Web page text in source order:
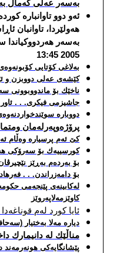
به‌سه‌ر عه‌لی كه‌مال به‌رزنجی و 6 ساڵ به‌سه‌ر فه‌رمان
ئه‌و دوو تاوانباره‌
هه‌ولێردا، تاوانبان
2005 13:45
به‌لاغی كۆتایی
كێشه‌ی عه‌لی دووبزن و
ناخێك بۆ
جاشیزمی فیكری. . . ئاور
دووباره‌
پرۆژه‌وپه‌رله‌مان
كێ ئه‌م پرسیاره‌ وه‌ڵام
كورسییه‌ك بۆ سه‌رۆكی
بۆ به‌رده‌م به‌ڕێز
بۆ دامه‌زراندن. . .
له‌كابینه‌ی پێنجه‌می
كاوێزمه‌لاپه‌روێز
ئایا كورد له‌م
دیاره‌ مه‌لا به‌ختیار
مناڵێك له‌ دانیمارك
پێشانگایه‌كی هونه‌رمه‌ند